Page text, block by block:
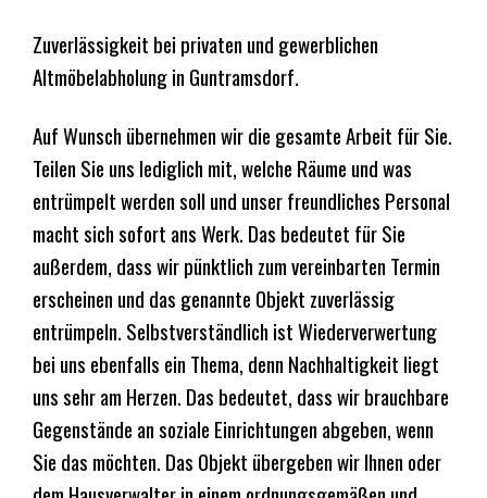
Zuverlässigkeit bei privaten und gewerblichen
Altmöbelabholung in Guntramsdorf.
Auf Wunsch übernehmen wir die gesamte Arbeit für Sie.
Teilen Sie uns lediglich mit, welche Räume und was
entrümpelt werden soll und unser freundliches Personal
macht sich sofort ans Werk. Das bedeutet für Sie
außerdem, dass wir pünktlich zum vereinbarten Termin
erscheinen und das genannte Objekt zuverlässig
entrümpeln. Selbstverständlich ist Wiederverwertung
bei uns ebenfalls ein Thema, denn Nachhaltigkeit liegt
uns sehr am Herzen. Das bedeutet, dass wir brauchbare
Gegenstände an soziale Einrichtungen abgeben, wenn
Sie das möchten. Das Objekt übergeben wir Ihnen oder